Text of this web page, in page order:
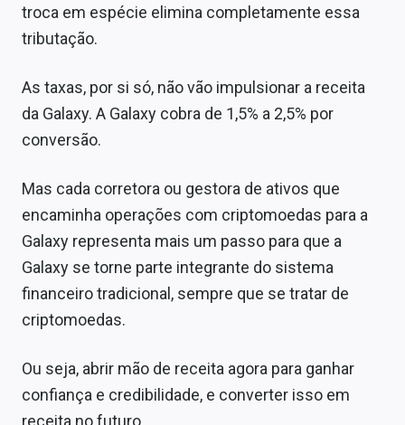
troca em espécie elimina completamente essa
tributação.
As taxas, por si só, não vão impulsionar a receita
da Galaxy. A Galaxy cobra de 1,5% a 2,5% por
conversão.
Mas cada corretora ou gestora de ativos que
encaminha operações com criptomoedas para a
Galaxy representa mais um passo para que a
Galaxy se torne parte integrante do sistema
financeiro tradicional, sempre que se tratar de
criptomoedas.
Ou seja, abrir mão de receita agora para ganhar
confiança e credibilidade, e converter isso em
receita no futuro.